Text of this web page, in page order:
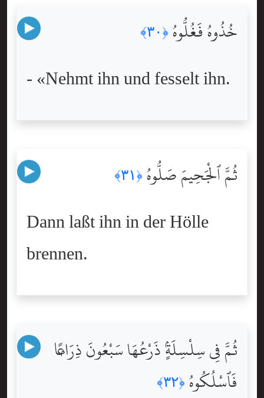
خُذُوهُ فَغُلُّوهُ ﴿٣٠﴾
- «Nehmt ihn und fesselt ihn.
ثُمَّ ٱلْجَحِيمَ صَلُّوهُ ﴿٣١﴾
Dann laßt ihn in der Hölle
brennen.
ثُمَّ فِى سِلْسِلَةٍۢ ذَرْعُهَا سَبْعُونَ ذِرَاعًۭا
فَٱسْلُكُوهُ ﴿٣٢﴾